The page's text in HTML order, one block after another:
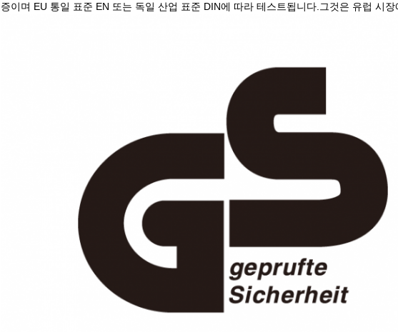
증이며 EU 통일 표준 EN 또는 독일 산업 표준 DIN에 따라 테스트됩니다.그것은 유럽 시